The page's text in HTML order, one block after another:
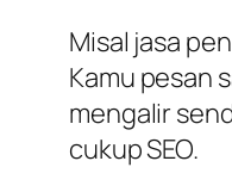
Misal jasa
Kamu pesan
mengalir
cukup SEO.